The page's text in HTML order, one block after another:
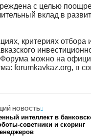
с целью
вклад в
критериях отбора
можно на
forumkavkaz.org, в
НОВОСТЬ
интеллект в
советники и скоринг